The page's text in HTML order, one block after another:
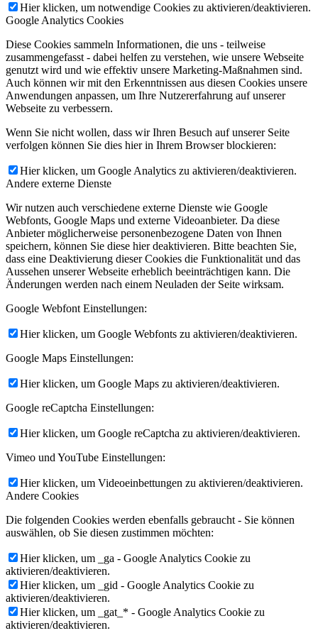
Hier klicken, um notwendige Cookies zu aktivieren/deaktivieren.
Google Analytics Cookies
Diese Cookies sammeln Informationen, die uns - teilweise
zusammengefasst - dabei helfen zu verstehen, wie unsere Webseite
genutzt wird und wie effektiv unsere Marketing-Maßnahmen sind.
Auch können wir mit den Erkenntnissen aus diesen Cookies unsere
Anwendungen anpassen, um Ihre Nutzererfahrung auf unserer
Webseite zu verbessern.
Wenn Sie nicht wollen, dass wir Ihren Besuch auf unserer Seite
verfolgen können Sie dies hier in Ihrem Browser blockieren:
Hier klicken, um Google Analytics zu aktivieren/deaktivieren.
Andere externe Dienste
Wir nutzen auch verschiedene externe Dienste wie Google
Webfonts, Google Maps und externe Videoanbieter. Da diese
Anbieter möglicherweise personenbezogene Daten von Ihnen
speichern, können Sie diese hier deaktivieren. Bitte beachten Sie,
dass eine Deaktivierung dieser Cookies die Funktionalität und das
Aussehen unserer Webseite erheblich beeinträchtigen kann. Die
Änderungen werden nach einem Neuladen der Seite wirksam.
Google Webfont Einstellungen:
Hier klicken, um Google Webfonts zu aktivieren/deaktivieren.
Google Maps Einstellungen:
Hier klicken, um Google Maps zu aktivieren/deaktivieren.
Google reCaptcha Einstellungen:
Hier klicken, um Google reCaptcha zu aktivieren/deaktivieren.
Vimeo und YouTube Einstellungen:
Hier klicken, um Videoeinbettungen zu aktivieren/deaktivieren.
Andere Cookies
Die folgenden Cookies werden ebenfalls gebraucht - Sie können
auswählen, ob Sie diesen zustimmen möchten:
Hier klicken, um _ga - Google Analytics Cookie zu
aktivieren/deaktivieren.
Hier klicken, um _gid - Google Analytics Cookie zu
aktivieren/deaktivieren.
Hier klicken, um _gat_* - Google Analytics Cookie zu
aktivieren/deaktivieren.